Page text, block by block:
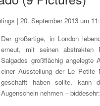
|20. September 2013 um
Der großartige, in London
erneut, mit seinen abstrakten
Salgados großflächig angelegte
einer Ausstellung der Le
geschafft haben sollte, kann
Augenschein nehmen –